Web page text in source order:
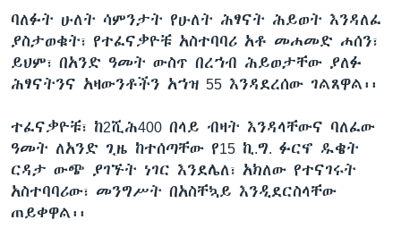
ባለፉት ሁለት ሳምንታት የሁለት ሕፃናት ሕይወት እንዳለፈ
ያስታወቁት፣ የተፈናቃዮቹ አስተባባሪ አቶ መሐመድ ሐሰን፣
ይህም፣ በአንድ ዓመት ውስጥ በረኀብ ሕይወታቸው ያለፉ
ሕፃናትንና አዛውንቶችን አኀዝ 55 እንዳደረሰው ገልጸዋል፡፡
ተፈናቃዮቹ፣ ከ2ሺሕ400 በላይ ብዛት እንዳላቸውና ባለፈው
ዓመት ለአንድ ጊዜ ከተሰጣቸው የ15 ኪ.ግ. ፉርኖ ዱቄት
ርዳታ ውጭ ያገኙት ነገር እንደሌለ፣ አክለው የተናገሩት
አስተባባሪው፣ መንግሥት በአስቸኳይ እንዲደርስላቸው
ጠይቀዋል፡፡